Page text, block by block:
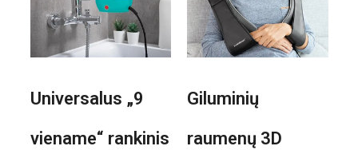
Universalus „9
viename“ rankinis
Giluminių
raumenų 3D